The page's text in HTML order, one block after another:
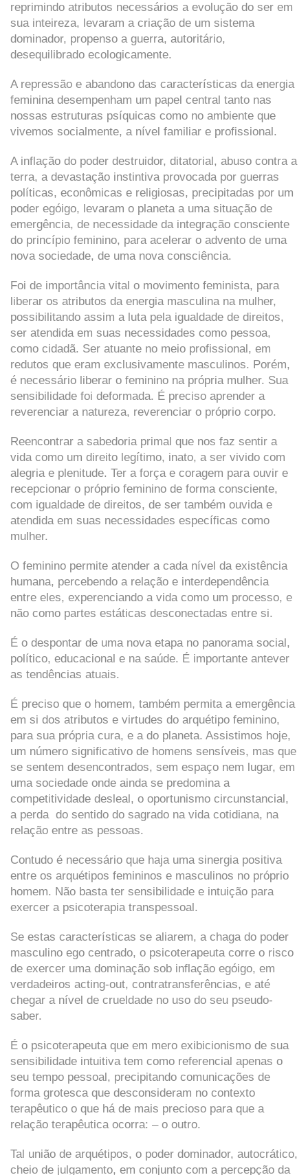
reprimindo atributos necessários a evolução do ser em
sua inteireza, levaram a criação de um sistema
dominador, propenso a guerra, autoritário,
desequilibrado ecologicamente.
A repressão e abandono das características da energia
feminina desempenham um papel central tanto nas
nossas estruturas psíquicas como no ambiente que
vivemos socialmente, a nível familiar e profissional.
A inflação do poder destruidor, ditatorial, abuso contra a
terra, a devastação instintiva provocada por guerras
políticas, econômicas e religiosas, precipitadas por um
poder egóigo, levaram o planeta a uma situação de
emergência, de necessidade da integração consciente
do princípio feminino, para acelerar o advento de uma
nova sociedade, de uma nova consciência.
Foi de importância vital o movimento feminista, para
liberar os atributos da energia masculina na mulher,
possibilitando assim a luta pela igualdade de direitos,
ser atendida em suas necessidades como pessoa,
como cidadã. Ser atuante no meio profissional, em
redutos que eram exclusivamente masculinos. Porém,
é necessário liberar o feminino na própria mulher. Sua
sensibilidade foi deformada. É preciso aprender a
reverenciar a natureza, reverenciar o próprio corpo.
Reencontrar a sabedoria primal que nos faz sentir a
vida como um direito legítimo, inato, a ser vivido com
alegria e plenitude. Ter a força e coragem para ouvir e
recepcionar o próprio feminino de forma consciente,
com igualdade de direitos, de ser também ouvida e
atendida em suas necessidades específicas como
mulher.
O feminino permite atender a cada nível da existência
humana, percebendo a relação e interdependência
entre eles, experenciando a vida como um processo, e
não como partes estáticas desconectadas entre si.
É o despontar de uma nova etapa no panorama social,
político, educacional e na saúde. É importante antever
as tendências atuais.
É preciso que o homem, também permita a emergência
em si dos atributos e virtudes do arquétipo feminino,
para sua própria cura, e a do planeta. Assistimos hoje,
um número significativo de homens sensíveis, mas que
se sentem desencontrados, sem espaço nem lugar, em
uma sociedade onde ainda se predomina a
competitividade desleal, o oportunismo circunstancial,
a perda do sentido do sagrado na vida cotidiana, na
relação entre as pessoas.
Contudo é necessário que haja uma sinergia positiva
entre os arquétipos femininos e masculinos no próprio
homem. Não basta ter sensibilidade e intuição para
exercer a psicoterapia transpessoal.
Se estas características se aliarem, a chaga do poder
masculino ego centrado, o psicoterapeuta corre o risco
de exercer uma dominação sob inflação egóigo, em
verdadeiros acting-out, contratransferências, e até
chegar a nível de crueldade no uso do seu pseudo-
saber.
É o psicoterapeuta que em mero exibicionismo de sua
sensibilidade intuitiva tem como referencial apenas o
seu tempo pessoal, precipitando comunicações de
forma grotesca que desconsideram no contexto
terapêutico o que há de mais precioso para que a
relação terapêutica ocorra: – o outro.
Tal união de arquétipos, o poder dominador, autocrático,
cheio de julgamento, em conjunto com a percepção da